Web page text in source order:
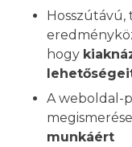
hogy
A weboldal-
munkáért